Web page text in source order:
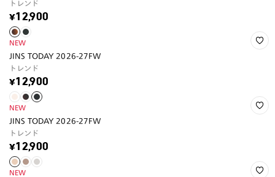
トレンド
¥12,900
NEW
JINS TODAY 2026-27FW
トレンド
¥12,900
NEW
JINS TODAY 2026-27FW
トレンド
¥12,900
NEW